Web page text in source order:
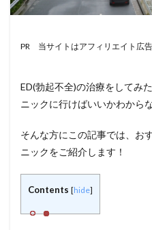
PR 当サイトはアフィリエイト広告
ED(勃起不全)の治療をしてみ
ニックに行けばいいかわからな
そんな方にこの記事では、お
ニックをご紹介します！
Contents [hide]